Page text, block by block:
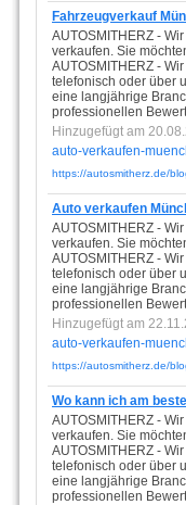
Fahrzeugverkauf
AUTOSMITHERZ -
verkaufen. Sie
AUTOSMITHERZ -
telefonisch oder über
eine langjährige
professionellen
Hinzugefügt am
auto-verkaufen-
https://autosmitherz.de/
Auto verkaufen
AUTOSMITHERZ -
verkaufen. Sie
AUTOSMITHERZ -
telefonisch oder über
eine langjährige
professionellen
Hinzugefügt am
auto-verkaufen-
https://autosmitherz.de/
Wo kann ich am
AUTOSMITHERZ -
verkaufen. Sie
AUTOSMITHERZ -
telefonisch oder über
eine langjährige
professionellen